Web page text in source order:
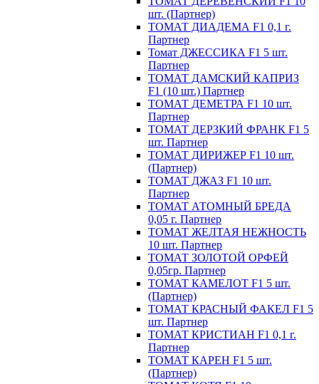
шт. (Партнер)
ТОМАТ ДИАДЕМА F1 0,1 г.
Партнер
Томат ДЖЕССИКА F1 5 шт.
Партнер
ТОМАТ ДАМСКИЙ КАПРИЗ
F1 (10 шт.) Партнер
ТОМАТ ДЕМЕТРА F1 10 шт.
Партнер
ТОМАТ ДЕРЗКИЙ ФРАНК F1 5
шт. Партнер
ТОМАТ ДИРИЖЕР F1 10 шт.
(Партнер)
ТОМАТ ДЖАЗ F1 10 шт.
Партнер
ТОМАТ АТОМНЫЙ БРЕДА
0,05 г. Партнер
ТОМАТ ЖЕЛТАЯ НЕЖНОСТЬ
10 шт. Партнер
ТОМАТ ЗОЛОТОЙ ОРФЕЙ
0,05гр. Партнер
ТОМАТ КАМЕЛОТ F1 5 шт.
(Партнер)
ТОМАТ КРАСНЫЙ ФАКЕЛ F1 5
шт. Партнер
ТОМАТ КРИСТИАН F1 0,1 г.
Партнер
ТОМАТ КАРЕН F1 5 шт.
(Партнер)